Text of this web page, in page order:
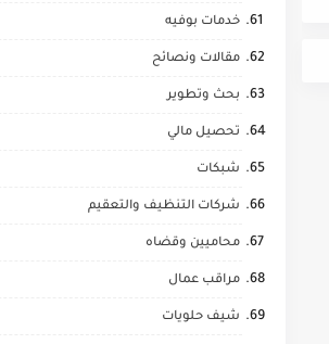
خدمات بوفيه
مقالات ونصائح
بحث وتطوير
تحصيل مالي
شبكات
شركات التنظيف والتعقيم
محاميين وقضاه
مراقب عمال
شيف حلويات